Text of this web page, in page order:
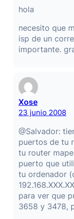
hola
necesito que
isp de un
importante.
Xose
23 junio 2008
@Salvador:
puertos de tu
tu router
puerto que
tu ordenador
para ver que
3658 y 3478,